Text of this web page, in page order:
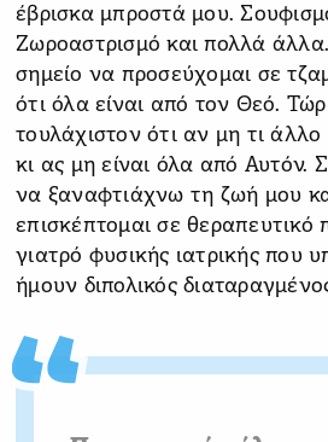
έβρισκα μπροστά μου.
Ζωροαστρισμό και πολλά
σημείο να προσεύχομαι σε
ότι όλα είναι από τον Θεό.
τουλάχιστον ότι αν μη τι άλλο
κι ας μη είναι όλα από Αυτόν.
να ξαναφτιάχνω τη ζωή μου
επισκέπτομαι σε θεραπευτικό
γιατρό φυσικής ιατρικής που
ήμουν διπολικός